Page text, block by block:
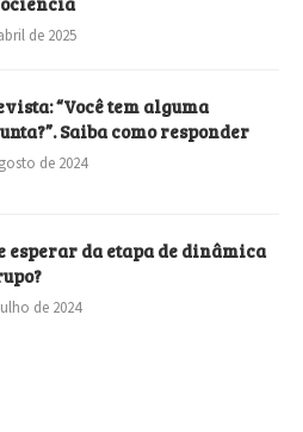
de 2025
“Você tem alguma
Saiba como responder
de 2024
esperar da etapa de dinâmica
de 2024